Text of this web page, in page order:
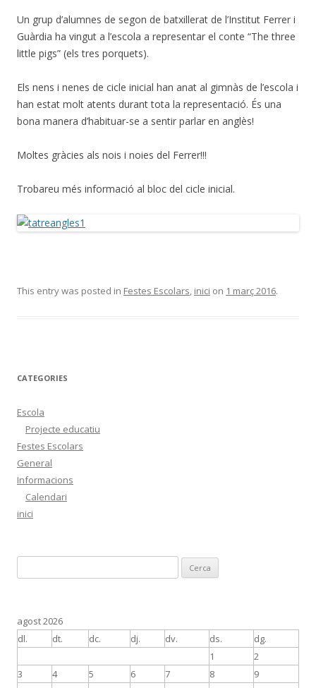
Un grup d’alumnes de segon de batxillerat de l’Institut Ferrer i
Guàrdia ha vingut a l’escola a representar el conte “The three
little pigs” (els tres porquets).
Els nens i nenes de cicle inicial han anat al gimnàs de l’escola i
han estat molt atents durant tota la representació. És una
bona manera d’habituar-se a sentir parlar en anglès!
Moltes gràcies als nois i noies del Ferrer!!!
Trobareu més informació al bloc del cicle inicial.
This entry was posted in Festes Escolars, inici on 1 març 2016.
CATEGORIES
Escola
Projecte educatiu
Festes Escolars
General
Informacions
Calendari
inici
e
a
:
agost 2026
dl.
dt. dc. dj. dv. ds.
dg.
1
2
3
4 5 6 7 8
9